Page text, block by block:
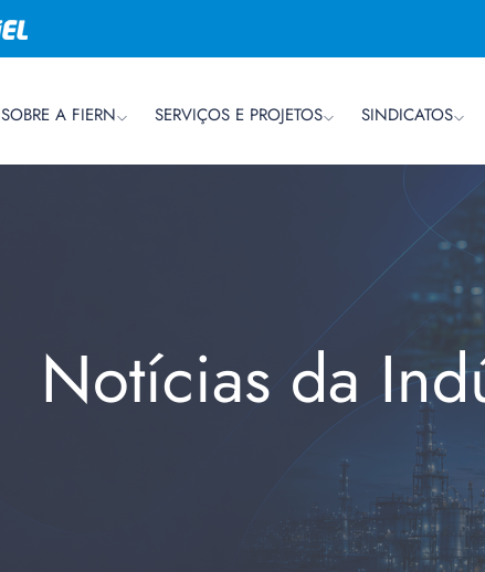
SOBRE A FIERN SERVIÇOS E PROJETOS SINDICATOS
Notícias da